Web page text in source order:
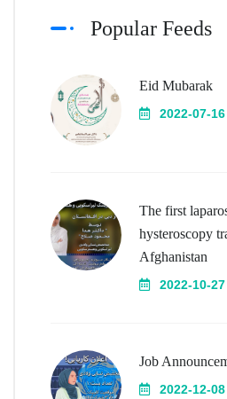
Popular Feeds
Eid Mubarak
2022-07-16
The first
hysteroscopy
Afghanistan
2022-10-27
Job
2022-12-08